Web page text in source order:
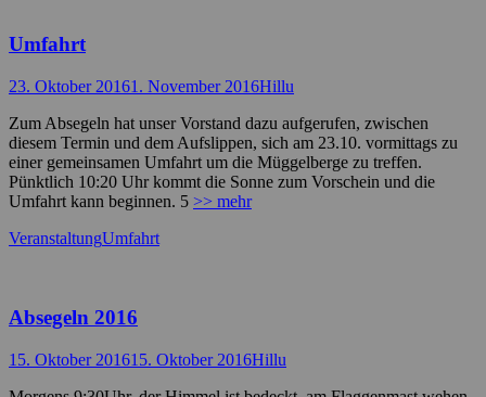
Umfahrt
Posted
23. Oktober 20161. November 2016Autor
Hillu
Zum Absegeln hat unser Vorstand dazu aufgerufen, zwischen
diesem Termin und dem Aufslippen, sich am 23.10. vormittags zu
einer gemeinsamen Umfahrt um die Müggelberge zu treffen.
Pünktlich 10:20 Uhr kommt die Sonne zum Vorschein und die
Umfahrt kann beginnen. 5 >> mehr
Kategorien
VeranstaltungSchlagworte
Umfahrt
Absegeln 2016
Posted
15. Oktober 201615. Oktober 2016Autor
Hillu